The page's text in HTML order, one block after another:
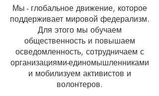
Мы - глобальное движение, которое
поддерживает мировой федерализм.
Для этого мы обучаем
общественность и повышаем
осведомленность, сотрудничаем с
организациями-единомышленниками
и мобилизуем активистов и
волонтеров.